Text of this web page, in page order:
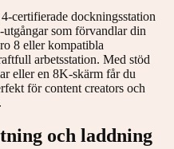
certifierade dockningsstation
som förvandlar din
8 eller kompatibla
arbetsstation. Med stöd
eller en 8K-skärm får du
för content creators och
och laddning